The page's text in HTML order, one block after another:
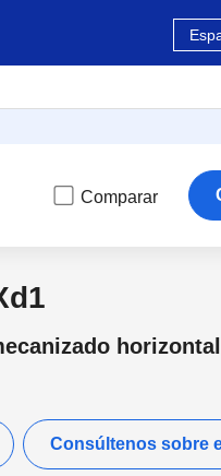
Comparar
horizontal
Consúltenos sobre